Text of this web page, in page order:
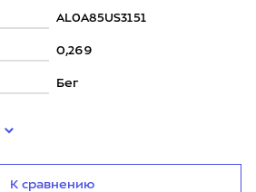
AL0A85US3151
0,269
Бег
К сравнению